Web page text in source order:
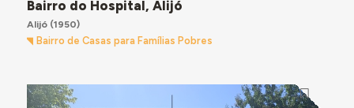
Bairro do Hospital, Alijó
Alijó(1950)
Bairro de Casas para Famílias Pobres